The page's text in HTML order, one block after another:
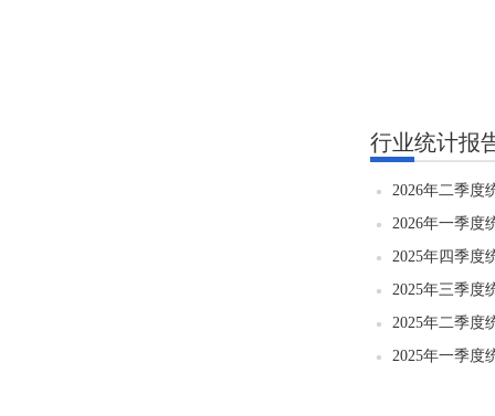
行业统计报
2026年二季度
2026年一季度
2025年四季度
2025年三季度
2025年二季度
2025年一季度